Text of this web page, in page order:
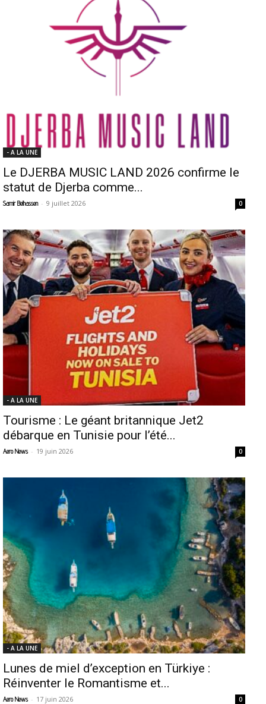
- A LA UNE
Le DJERBA MUSIC LAND 2026 confirme le
statut de Djerba comme...
Samir Belhassen - 9 juillet 2026 0
- A LA UNE
Tourisme : Le géant britannique Jet2
débarque en Tunisie pour l’été...
Aero News - 19 juin 2026 0
- A LA UNE
Lunes de miel d’exception en Türkiye :
Réinventer le Romantisme et...
Aero News - 17 juin 2026 0